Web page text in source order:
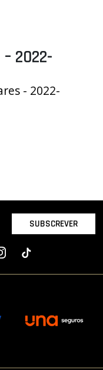
– 2022-
- 2022-
SUBSCREVER